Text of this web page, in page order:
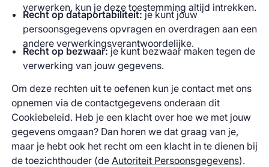
verwerken, kun je deze toestemming altijd intrekken.
Recht op dataportabiliteit:je kunt jouw
persoonsgegevens opvragen en overdragen aan een
andere verwerkingsverantwoordelijke.
Recht op bezwaar:je kunt bezwaar maken tegen de
verwerking van jouw gegevens.
Om deze rechten uit te oefenen kun je contact met ons
opnemen via de contactgegevens onderaan dit
Cookiebeleid. Heb je een klacht over hoe we met jouw
gegevens omgaan? Dan horen we dat graag van je,
maar je hebt ook het recht om een klacht in te dienen bij
de toezichthouder (de Autoriteit Persoonsgegevens).